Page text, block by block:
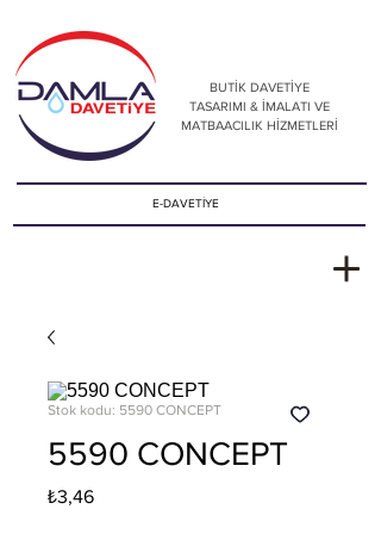
BUTİK DAVETİYE
TASARIMI & İMALATI VE
MATBAACILIK HİZMETLERİ
E-DAVETİYE
Stok kodu: 5590 CONCEPT
5590 CONCEPT
₺3,46